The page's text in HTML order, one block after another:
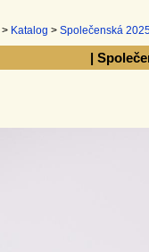
> Katalog > Společenská
|